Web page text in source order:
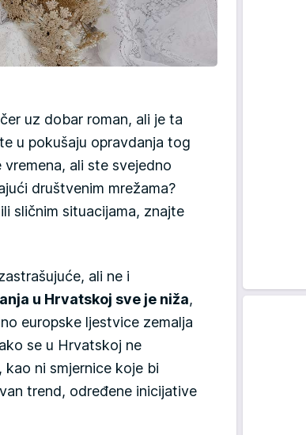
uz dobar roman, ali je ta
u pokušaju opravdanja tog
ali ste svejedno
društvenim mrežama?
sličnim situacijama, znajte
ali ne i
u Hrvatskoj sve je niža,
europske ljestvice zemalja
se u Hrvatskoj ne
ni smjernice koje bi
trend, određene inicijative